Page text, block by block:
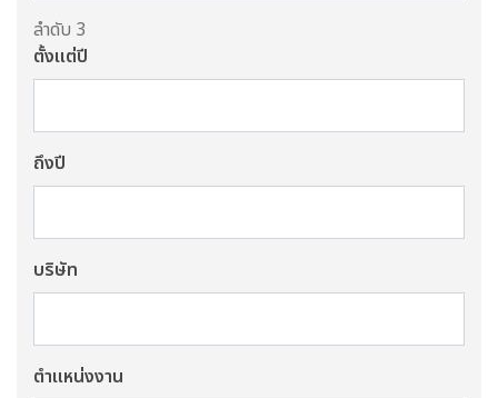
ลำดับ 3
ตั้งแต่ปี
ถึงปี
บริษัท
ตำแหน่งงาน